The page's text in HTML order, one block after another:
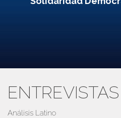
ENTREVISTAS
Análisis Latino